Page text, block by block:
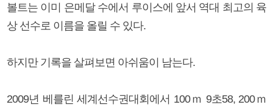
볼트는 이미 은메달 수에서 루이스에 앞서 역대 최고의 육
상 선수로 이름을 올릴 수 있다.
하지만 기록을 살펴보면 아쉬움이 남는다.
2009년 베를린 세계선수권대회에서 100ｍ 9초58, 200ｍ